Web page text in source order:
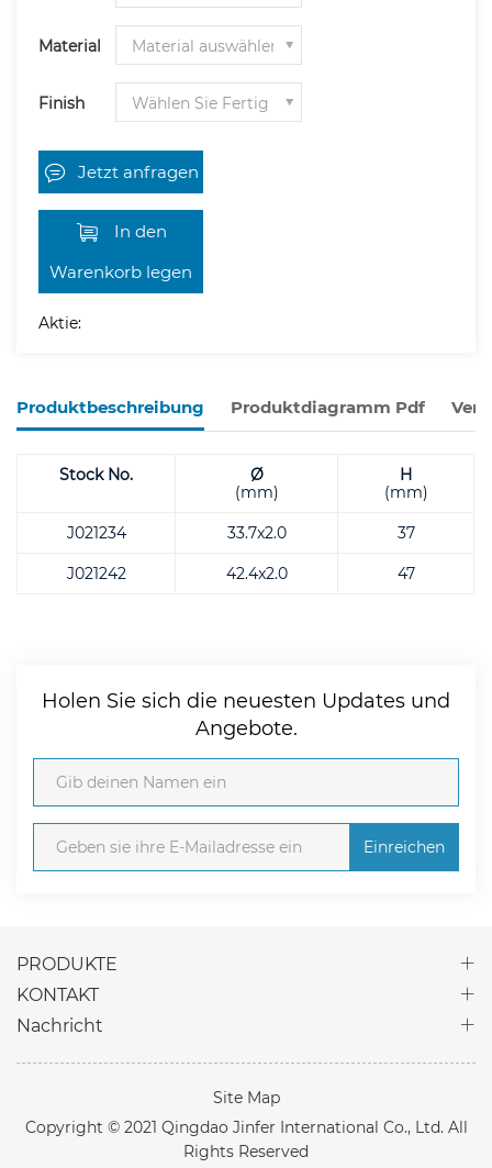
Material
Finish
Jetzt anfragen
In den
Warenkorb legen
Aktie:
Produktbeschreibung Produktdiagramm Pdf
Stock No.
Ø
(mm)
H
(mm)
J021234
33.7x2.0
37
J021242
42.4x2.0 47
Holen Sie sich die neuesten Updates und
Angebote.
Einreichen
PRODUKTE
KONTAKT
Nachricht
Site Map
Copyright © 2021 Qingdao Jinfer International Co., Ltd. All
Rights Reserved